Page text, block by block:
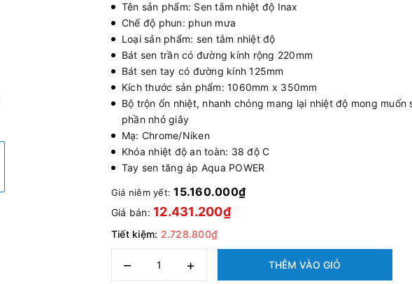
Tên sản phẩm: Sen tắm nhiệt độ Inax
Chế độ phun: phun mưa
Loại sản phẩm: sen tắm nhiệt độ
Bát sen trần có đường kính rộng 220mm
Bát sen tay có đường kính 125mm
Kích thước sản phẩm: 1060mm x 350mm
Bộ trộn ổn nhiệt, nhanh chóng mang lại nhiệt độ mong muốn
phần nhỏ giây
Mạ: Chrome/Niken
Khóa nhiệt độ an toàn: 38 độ C
Tay sen tăng áp Aqua POWER
Giá niêm yết:15.160.000₫
Giá bán: 12.431.200₫
Tiết kiệm: 2.728.800₫
– + THÊM VÀO GIỎ